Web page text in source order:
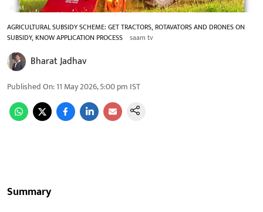
AGRICULTURAL SUBSIDY SCHEME: GET TRACTORS, ROTAVATORS AND DRONES ON
SUBSIDY, KNOW APPLICATION PROCESS saam tv
Bharat Jadhav
Published On:11 May 2026, 5:00 pm IST
Summary